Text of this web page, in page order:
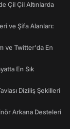
Çil Çil Altınlarda
ve Şifa Alanları:
ve Twitter'da En
En Sık
Diziliş Şekilleri
Arkana Desteleri